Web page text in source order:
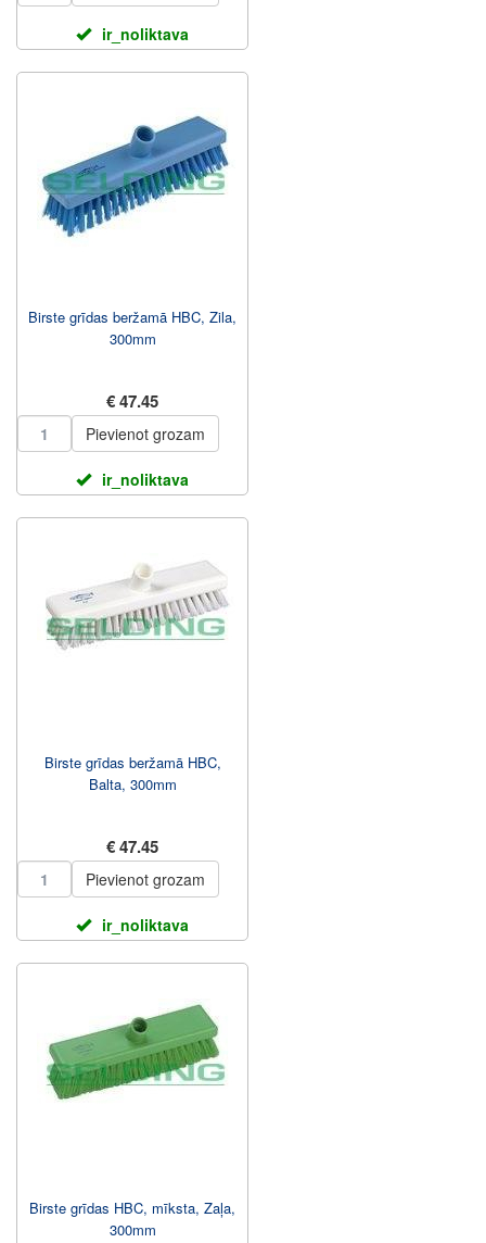
ir_noliktava
Birste grīdas beržamā HBC, Zila,
300mm
€ 47.45
Pievienot grozam
ir_noliktava
Birste grīdas beržamā HBC,
Balta, 300mm
€ 47.45
Pievienot grozam
ir_noliktava
Birste grīdas HBC, mīksta, Zaļa,
300mm